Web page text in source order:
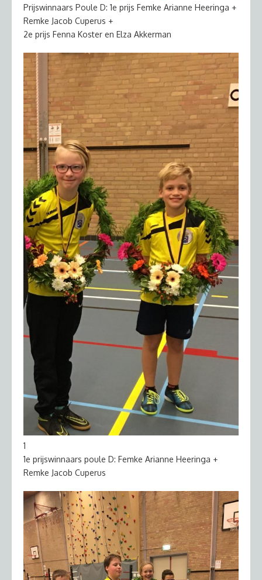
Prijswinnaars Poule D: 1e prijs Femke Arianne Heeringa +
Remke Jacob Cuperus +
2e prijs Fenna Koster en Elza Akkerman
1
1e prijswinnaars poule D: Femke Arianne Heeringa +
Remke Jacob Cuperus